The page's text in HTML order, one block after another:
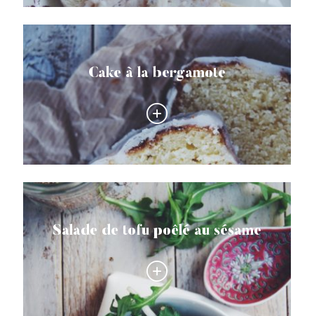
Cake à la bergamote
Salade de tofu poêlé au sésame